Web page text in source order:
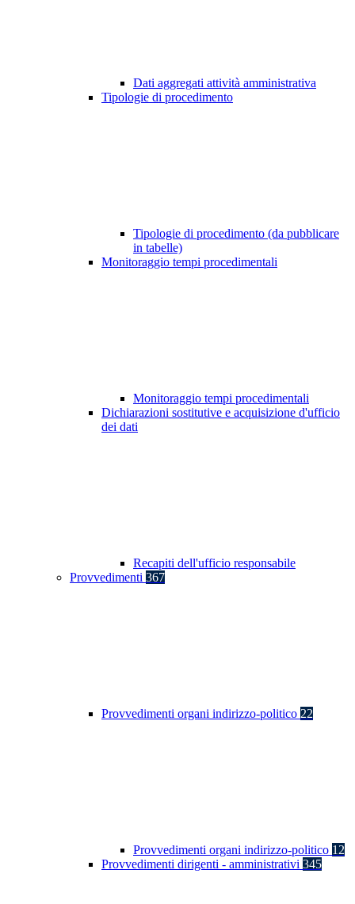
Dati aggregati attività amministrativa
Tipologie di procedimento
Tipologie di procedimento (da pubblicare
in tabelle)
Monitoraggio tempi procedimentali
Monitoraggio tempi procedimentali
Dichiarazioni sostitutive e acquisizione d'ufficio
dei dati
Recapiti dell'ufficio responsabile
Provvedimenti 367
Provvedimenti organi indirizzo-politico 22
Provvedimenti organi indirizzo-politico 12
Provvedimenti dirigenti - amministrativi 345